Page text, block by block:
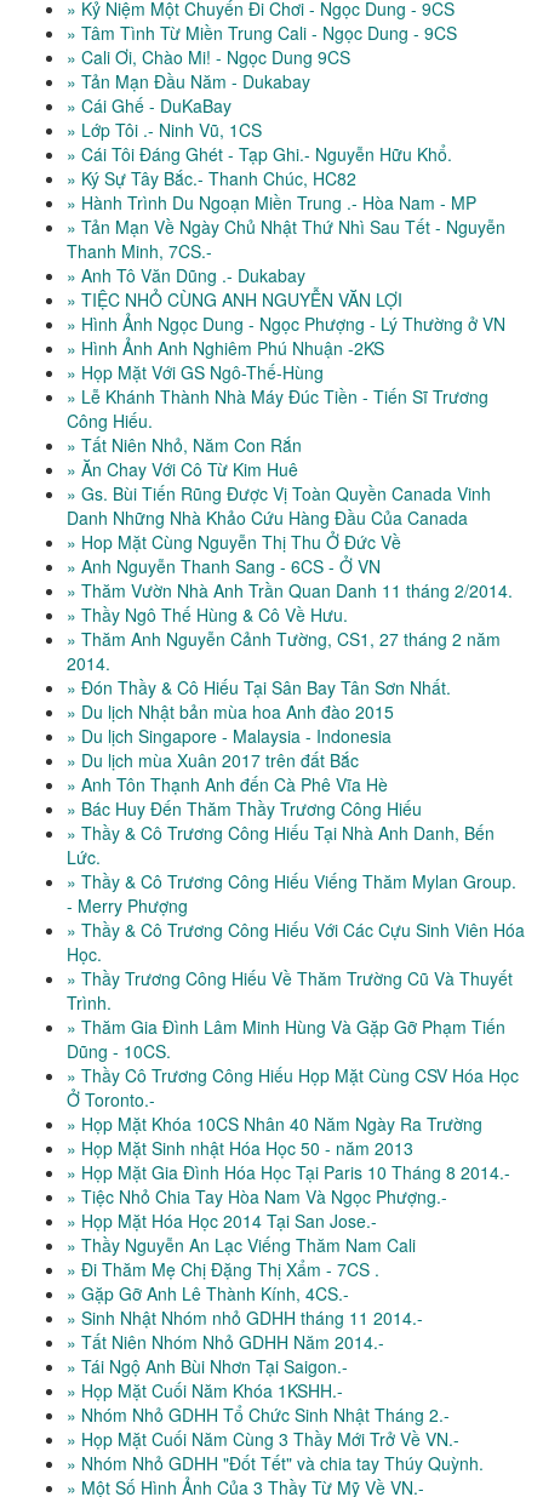
» Kỷ Niệm Một Chuyến Đi Chơi - Ngọc Dung - 9CS
» Tâm Tình Từ Miền Trung Cali - Ngọc Dung - 9CS
» Cali Ơi, Chào Mi! - Ngọc Dung 9CS
» Tản Mạn Đầu Năm - Dukabay
» Cái Ghế - DuKaBay
» Lớp Tôi .- Ninh Vũ, 1CS
» Cái Tôi Đáng Ghét - Tạp Ghi.- Nguyễn Hữu Khổ.
» Ký Sự Tây Bắc.- Thanh Chúc, HC82
» Hành Trình Du Ngoạn Miền Trung .- Hòa Nam - MP
» Tản Mạn Về Ngày Chủ Nhật Thứ Nhì Sau Tết - Nguyễn
Thanh Minh, 7CS.-
» Anh Tô Văn Dũng .- Dukabay
» TIỆC NHỎ CÙNG ANH NGUYỄN VĂN LỢI
» Hình Ảnh Ngọc Dung - Ngọc Phượng - Lý Thường ở VN
» Hình Ảnh Anh Nghiêm Phú Nhuận -2KS
» Họp Mặt Với GS Ngô-Thế-Hùng
» Lễ Khánh Thành Nhà Máy Đúc Tiền - Tiến Sĩ Trương
Công Hiếu.
» Tất Niên Nhỏ, Năm Con Rắn
» Ăn Chay Với Cô Từ Kim Huê
» Gs. Bùi Tiến Rũng Được Vị Toàn Quyền Canada Vinh
Danh Những Nhà Khảo Cứu Hàng Đầu Của Canada
» Hop Mặt Cùng Nguyễn Thị Thu Ở Đức Về
» Anh Nguyễn Thanh Sang - 6CS - Ở VN
» Thăm Vườn Nhà Anh Trần Quan Danh 11 tháng 2/2014.
» Thầy Ngô Thế Hùng & Cô Về Hưu.
» Thăm Anh Nguyễn Cảnh Tường, CS1, 27 tháng 2 năm
2014.
» Đón Thầy & Cô Hiếu Tại Sân Bay Tân Sơn Nhất.
» Du lịch Nhật bản mùa hoa Anh đào 2015
» Du lịch Singapore - Malaysia - Indonesia
» Du lịch mùa Xuân 2017 trên đất Bắc
» Anh Tôn Thạnh Anh đến Cà Phê Vĩa Hè
» Bác Huy Đến Thăm Thầy Trương Công Hiếu
» Thầy & Cô Trương Công Hiếu Tại Nhà Anh Danh, Bến
Lức.
» Thầy & Cô Trương Công Hiếu Viếng Thăm Mylan Group.
- Merry Phượng
» Thầy & Cô Trương Công Hiếu Với Các Cựu Sinh Viên Hóa
Học.
» Thầy Trương Công Hiếu Về Thăm Trường Cũ Và Thuyết
Trình.
» Thăm Gia Đình Lâm Minh Hùng Và Gặp Gỡ Phạm Tiến
Dũng - 10CS.
» Thầy Cô Trương Công Hiếu Họp Mặt Cùng CSV Hóa Học
Ở Toronto.-
» Họp Mặt Khóa 10CS Nhân 40 Năm Ngày Ra Trường
» Họp Mặt Sinh nhật Hóa Học 50 - năm 2013
» Họp Mặt Gia Đình Hóa Học Tại Paris 10 Tháng 8 2014.-
» Tiệc Nhỏ Chia Tay Hòa Nam Và Ngọc Phượng.-
» Họp Mặt Hóa Học 2014 Tại San Jose.-
» Thầy Nguyễn An Lạc Viếng Thăm Nam Cali
» Đi Thăm Mẹ Chị Đặng Thị Xẩm - 7CS .
» Gặp Gỡ Anh Lê Thành Kính, 4CS.-
» Sinh Nhật Nhóm nhỏ GDHH tháng 11 2014.-
» Tất Niên Nhóm Nhỏ GDHH Năm 2014.-
» Tái Ngộ Anh Bùi Nhơn Tại Saigon.-
» Họp Mặt Cuối Năm Khóa 1KSHH.-
» Nhóm Nhỏ GDHH Tổ Chức Sinh Nhật Tháng 2.-
» Họp Mặt Cuối Năm Cùng 3 Thầy Mới Trở Về VN.-
» Nhóm Nhỏ GDHH "Đốt Tết" và chia tay Thúy Quỳnh.
» Một Số Hình Ảnh Của 3 Thầy Từ Mỹ Về VN.-